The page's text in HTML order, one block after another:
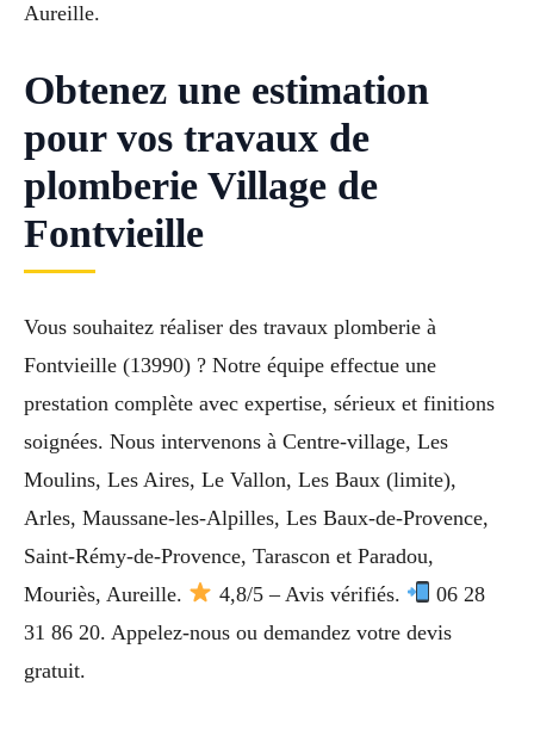
Aureille.
Obtenez une estimation
pour vos travaux de
plomberie Village de
Fontvieille
Vous souhaitez réaliser des travaux plomberie à
Fontvieille (13990) ? Notre équipe effectue une
prestation complète avec expertise, sérieux et finitions
soignées. Nous intervenons à Centre-village, Les
Moulins, Les Aires, Le Vallon, Les Baux (limite),
Arles, Maussane-les-Alpilles, Les Baux-de-Provence,
Saint-Rémy-de-Provence, Tarascon et Paradou,
Mouriès, Aureille.
4,8/5 – Avis vérifiés.
06 28
31 86 20. Appelez-nous ou demandez votre devis
gratuit.